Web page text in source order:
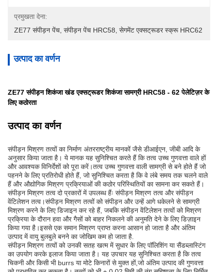
प्रमुखता देना:
ZE77 संपीड़न पेंच संपीड़न पेंच HRC58 सेगमेंट एक्सट्रूडर स्क्रू HRC62
उत्पाद का वर्णन
ZE77 संपीड़न शिकंजा खंड एक्सट्रूडर शिकंजा सामग्री HRC58 - 62 पेलेटिज़र के
लिए कठोरता
उत्पाद का वर्णन
संपीड़न मिश्रण तत्वों का निर्माण अंतरराष्ट्रीय मानकों जैसे डीआईएन, जीबी आदि के
अनुसार किया जाता है। ये मानक यह सुनिश्चित करते हैं कि तत्व उच्च गुणवत्ता वाले हों
और आवश्यक विनिर्देशों को पूरा करें।तत्व उच्च गुणवत्ता वाली सामग्री से बने होते हैं जो
पहनने के लिए प्रतिरोधी होते हैं, जो सुनिश्चित करता है कि वे लंबे समय तक चलने वाले
हैं और औद्योगिक मिश्रण प्रक्रियाओं की कठोर परिस्थितियों का सामना कर सकते हैं।
संपीड़न मिश्रण तत्व दो प्रकारों में उपलब्ध हैंः संपीड़न मिश्रण तत्व और संपीड़न
वेंटिलेशन तत्व।संपीड़न मिश्रण तत्वों को संपीड़न और उन्हें आगे धकेलने से सामग्री
मिश्रण करने के लिए डिजाइन कर रहे हैं, जबकि संपीड़न वेंटिलेशन तत्वों को मिश्रण
प्रक्रिया के दौरान हवा और गैसों को बाहर निकलने की अनुमति देने के लिए डिज़ाइन
किया गया है।इससे एक समान मिश्रण प्राप्त करना आसान हो जाता है और अंतिम
उत्पाद में वायु बुलबुले बनने का जोखिम कम हो जाता है.
संपीड़न मिश्रण तत्वों को उनकी सतह खत्म में सुधार के लिए पॉलिशिंग या सैंडब्लास्टिंग
का उपयोग करके इलाज किया जाता है। यह उपचार यह सुनिश्चित करता है कि तत्व
चिकनी और किसी भी burrs या मोटे किनारों से मुक्त हों,जो अंतिम उत्पाद की गुणवत्ता